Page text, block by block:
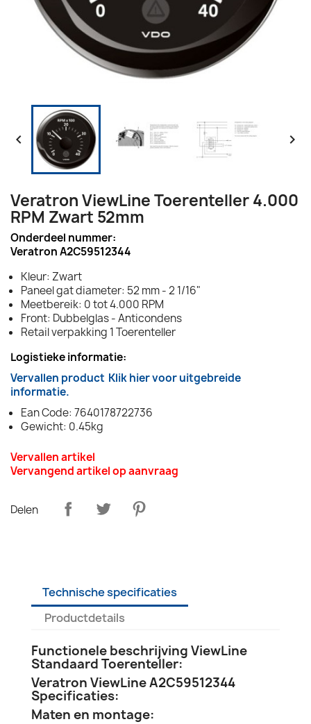
 
Veratron ViewLine Toerenteller 4.000
RPM Zwart 52mm
Onderdeel nummer:
Veratron A2C59512344
Kleur: Zwart
Paneel gat diameter: 52 mm - 2 1/16"
Meetbereik: 0 tot 4.000 RPM
Front: Dubbelglas - Anticondens
Retail verpakking 1 Toerenteller
Logistieke informatie:
Vervallen product Klik hier voor uitgebreide
informatie.
Ean Code: 7640178722736
Gewicht: 0.45kg
Vervallen artikel
Vervangend artikel op aanvraag
Delen
Technische specificaties
Productdetails
Functionele beschrijving ViewLine
Standaard Toerenteller:
Veratron ViewLine A2C59512344
Specificaties:
Maten en montage: